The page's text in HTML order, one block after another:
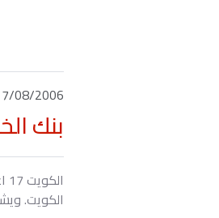
08/2006
بنك الخليج يسلم
الكويت.